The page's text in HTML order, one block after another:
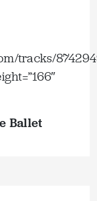
tracks/
Ballet